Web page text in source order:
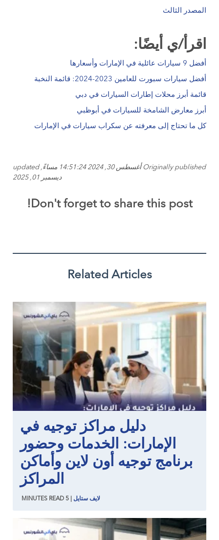
المصدر الثالث
اقرأ/ي أيضًا:
أفضل 9 سيارات عائلية في الإمارات وأسعارها
أفضل سيارات سبورت للعامين 2023-2024: قائمة النخبة
قائمة أبرز محلات إطارات السيارات في دبي
أبرز معارض الشامخة للسيارات في أبوظبي
كل ما تحتاج إلى معرفته عن سكراب سيارات في الإمارات
Originally published أغسطس 30, 2024 14:51:24 مساءً, updated
ديسمبر 01, 2025
Don't forget to share this post!
Related Articles
دليل مراكز توجيه في
الإمارات: الخدمات وحضور
برنامج توجيه أون لاين وأماكن
المراكز
لايف ستايل 5
MINUTES READ